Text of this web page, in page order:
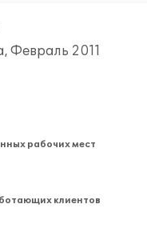
Февраль 2011
рабочих мест
клиентов